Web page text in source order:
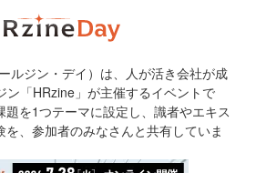
ルジン・デイ）は、人が活き会社が成
ン「HRzine」が主催するイベントで
を1つテーマに設定し、識者やエキス
、参加者のみなさんと共有していま